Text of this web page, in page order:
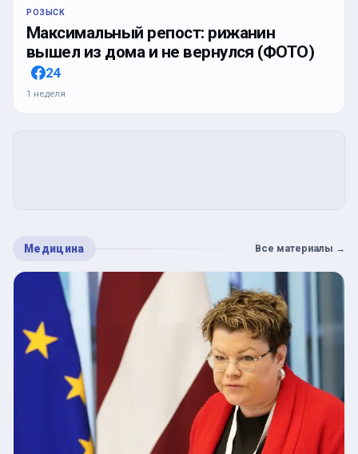
РОЗЫСК
Максимальный репост: рижанин
вышел из дома и не вернулся (ФОТО)
24
1 неделя
Медицина Все материалы →